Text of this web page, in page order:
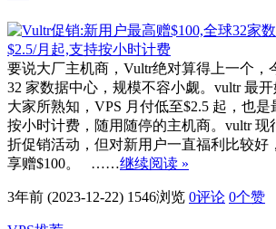
要说大厂主机商，Vultr绝对算得上一个，
32 家数据中心，规模不容小觑。vultr 最
大家所熟知，VPS 月付低至$2.5 起，也
按小时计费，随用随停的主机商。vultr 现
折促销活动，但对新用户一直福利比较好
享赠$100。 ……继续阅读 »
3年前 (2023-12-22) 1546浏览 0评论 0个赞